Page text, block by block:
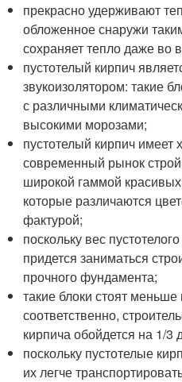
прекрасно удерживают
обложенное снаружи
сохраняет тепло даже во
пустотелый кирпич
звукоизолятором: такие
с различными
высокими морозами;
пустотелый кирпич
современный рынок
широкой гаммой
которые различаются
фактурой;
поскольку вес
придется заниматься
прочного фундамента;
такие блоки стоят
соответственно,
кирпича обойдется на 1/3
поскольку пустотелые
их легче